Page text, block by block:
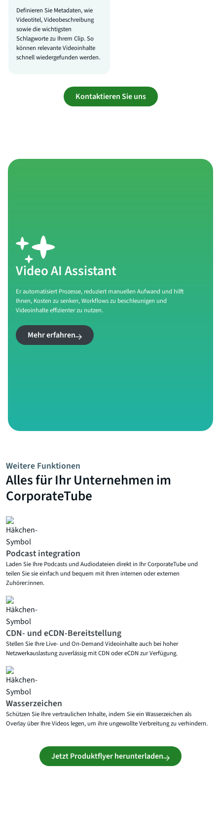
Definieren Sie Metadaten, wie
Videotitel, Videobeschreibung
sowie die wichtigsten
Schlagworte zu Ihrem Clip. So
können relevante Videoinhalte
schnell wiedergefunden werden.
Kontaktieren Sie uns
Video AI Assistant
Er automatisiert Prozesse, reduziert manuellen Aufwand und hilft
Ihnen, Kosten zu senken, Workflows zu beschleunigen und
Videoinhalte effizienter zu nutzen.
Mehr erfahren
Weitere Funktionen
Alles für Ihr Unternehmen im
CorporateTube
Podcast integration
Laden Sie Ihre Podcasts und Audiodateien direkt in Ihr CorporateTube und
teilen Sie sie einfach und bequem mit Ihren internen oder externen
Zuhörer:innen.
CDN- und eCDN-Bereitstellung
Stellen Sie Ihre Live- und On-Demand Videoinhalte auch bei hoher
Netzwerkauslastung zuverlässig mit CDN oder eCDN zur Verfügung.
Wasserzeichen
Schützen Sie Ihre vertraulichen Inhalte, indem Sie ein Wasserzeichen als
Overlay über Ihre Videos legen, um ihre ungewollte Verbreitung zu verhindern.
Jetzt Produktflyer herunterladen